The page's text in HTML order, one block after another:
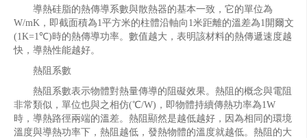
導熱硅脂的熱傳導系數與散熱器的基本一致，它的單位為
W/mK，即截面積為1平方米的柱體沿軸向1米距離的溫差為1開爾文
(1K=1℃)時的熱傳導功率。數值越大，表明該材料的熱傳遞速度越
快，導熱性能越好。
熱阻系數
熱阻系數表示物體對熱量傳導的阻礙效果。熱阻的概念與電阻
非常類似，單位也與之相仿(℃/W)，即物體持續傳熱功率為1W
時，導熱路徑兩端的溫差。熱阻顯然是越低越好，因為相同的環境
溫度與導熱功率下，熱阻越低，發熱物體的溫度就越低。熱阻的大